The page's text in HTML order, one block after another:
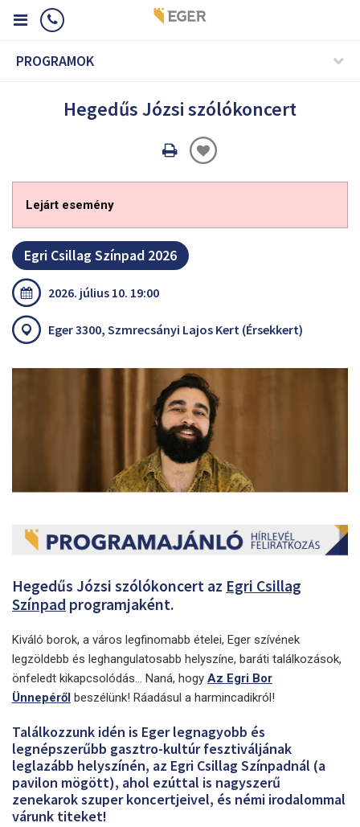
PROGRAMOK
Hegedűs Józsi szólókoncert
Oldal
Lejárt esemény
Egri Csillag Színpad 2026
2026. július 10. 19:00
Eger 3300, Szmrecsányi Lajos Kert (Érsekkert)
Hegedűs Józsi szólókoncert az Egri Csillag
Színpad programjaként.
Kiváló borok, a város legfinomabb ételei, Eger szívének
legzöldebb és leghangulatosabb helyszíne, baráti találkozások,
önfeledt kikapcsolódás... Naná, hogy Az Egri Bor
Ünnepéről beszélünk! Ráadásul a harmincadikról!
Találkozzunk idén is Eger legnagyobb és
legnépszerűbb gasztro-kultúr fesztiváljának
leglazább helyszínén, az Egri Csillag Színpadnál (a
pavilon mögött), ahol ezúttal is nagyszerű
zenekarok szuper koncertjeivel, és némi irodalommal
várunk titeket!